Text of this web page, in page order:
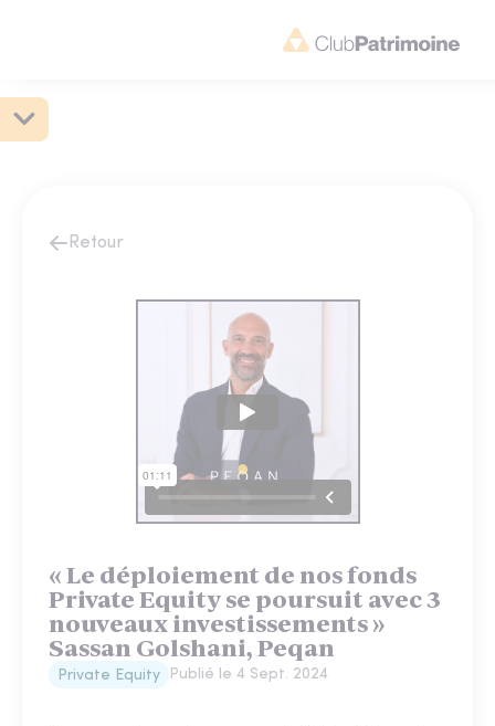
Retour
« Le déploiement de nos fonds
Private Equity se poursuit avec 3
nouveaux investissements »
Sassan Golshani, Peqan
Private Equity Publié le 4 Sept. 2024